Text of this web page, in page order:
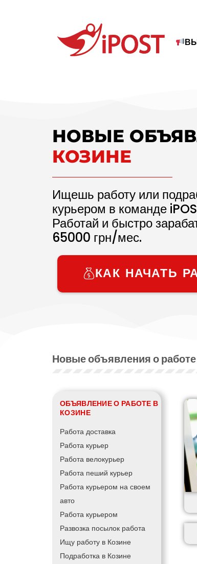
НОВЫЕ
КОЗИНЕ
Ищешь работу или
курьером в команде
Работай и быстро
65000 грн/мес.
КАК НАЧАТЬ
Новые объявления о
ОБЪЯВЛЕНИЕ О РАБОТЕ В
КОЗИНЕ
Работа доставка
Работа курьер
Работа велокурьер
Работа пеший курьер
Работа курьером на своем
авто
Работа курьером
Развозка посылок работа
Ищу работу в Козине
Подработка в Козине